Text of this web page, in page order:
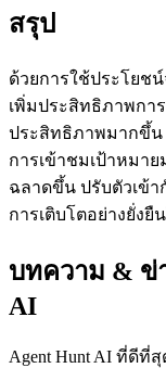
สรุป
ด้วยการใช้ประโยชน์
เพิ่มประสิทธิภาพกา
ประสิทธิภาพมากขึ้น
การเข้าชมเป้าหมา
ฉลาดขึ้น ปรับตัวเข้า
การเติบโตอย่างยั่งยื
บทความ & ข่
AI
Agent Hunt AI ที่ดีที่สุ